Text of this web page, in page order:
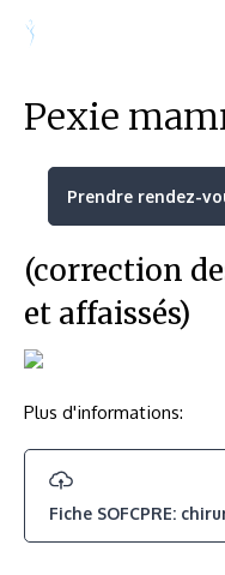
Pexie
Prendre rendez-
(correction
et affaissés)
Plus d'informations:
Fiche SOFCPRE: